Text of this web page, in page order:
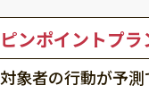
ピンポイントプラ
対象者の行動が予